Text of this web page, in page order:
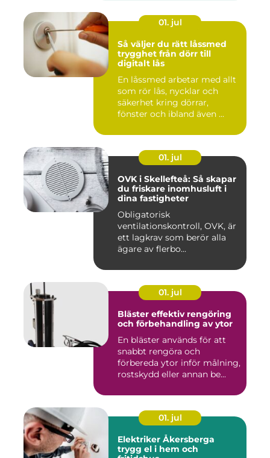
01. jul
Så väljer du rätt låssmed
trygghet från dörr till
digitalt lås
En låssmed arbetar med allt
som rör lås, nycklar och
säkerhet kring dörrar,
fönster och ibland även ...
01. jul
OVK i Skellefteå: Så skapar
du friskare inomhusluft i
dina fastigheter
Obligatorisk
ventilationskontroll, OVK, är
ett lagkrav som berör alla
ägare av flerbo...
01. jul
Bläster effektiv rengöring
och förbehandling av ytor
En bläster används för att
snabbt rengöra och
förbereda ytor inför målning,
rostskydd eller annan be...
01. jul
Elektriker Åkersberga
trygg el i hem och